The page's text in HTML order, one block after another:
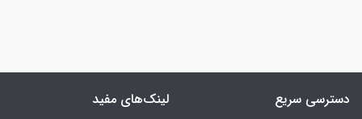
دسترسی سریع لینک‌های مفید